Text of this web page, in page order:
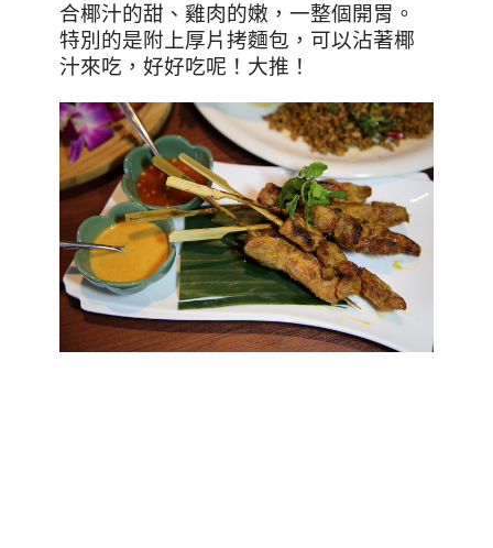
合椰汁的甜、雞肉的嫩，一整個開胃。
特別的是附上厚片拷麵包，可以沾著椰
汁來吃，好好吃呢！大推！